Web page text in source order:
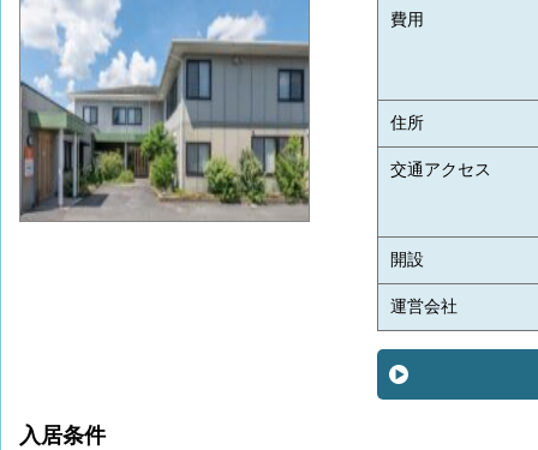
費用
住所
交通アクセス
開設
運営会社
入居条件